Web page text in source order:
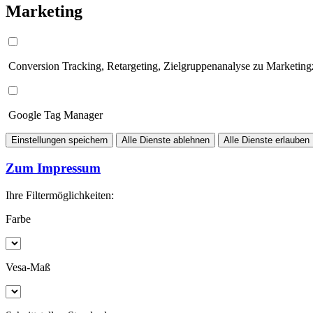
Marketing
Conversion Tracking, Retargeting, Zielgruppenanalyse zu
Google Tag Manager
Einstellungen speichern Alle Dienste ablehnen Alle Dienste erlauben
Zum Impressum
Ihre Filtermöglichkeiten:
Farbe
Vesa-Maß